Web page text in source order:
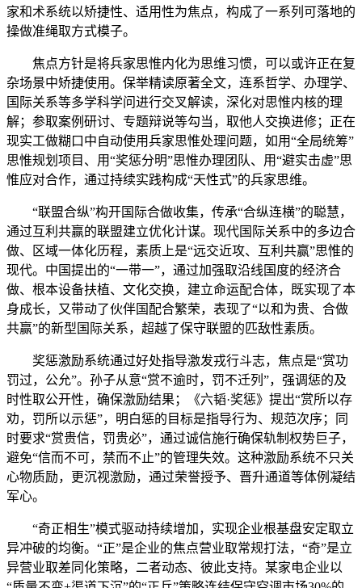
家和术系统以矫捷性、适用性为焦点，构成了一系列可落地的
操做准绳取方式模子。
焦点方针是将兵家思惟内化为思维习惯，可以或许正在复
杂场景中矫捷使用。保举精读原著全文，连系哲学、办理学、
国际关系等多学科学问进行交叉解读，深化对思惟内核的理
解；参取案例研讨、专题辩说等勾当，取他人交换进修；正在
现实工做糊口中自动使用兵家思惟处理问题，如用“全局统筹”
思惟规划项目、用“奖惩分明”思惟办理团队、用“避实击虚”思
惟应对合作，通过持续实践构成“天性式”的兵家思维。
“联盟合纵”构开国际合做收集，传承“合纵连横”的聪慧，
通过互利共赢的联盟建立优化计谋。现代国际关系中的多边合
做、区域一体化历程，素质上是“远交近攻、互利共赢”思惟的
现代。中国提出的“一带一”，通过加强取沿线国度的经济合
做、根本设备扶植、文化交换，建立命运配合体，既实现了本
身成长，又带动了伙伴国配合繁荣，表现了“以和为贵、合做
共赢”的新型国际关系，超越了保守联盟的匹敌性素质。
奖惩激励系统通过好处指导激发戎行斗志，焦点是“赏功
罚过，公允”。孙子从意“赏不逾时，罚不迁列”，强调惩的及
时性取公开性，确保激励结果；《六韬·奖惩》提出“赏所以存
劝，罚所以示惩”，明白惩的目标是指导行为、规范次序；同
时要求“赏贵信，罚贵必”，通过诚信施行确保轨制权势巨子，
避免“信而不可，禁而不止”的管理失效。这种激励系统不只关
心物质励，更沉视激励，通过荣誉授予、晋升通道等体例凝结
军心。
“奇正相生”模式驱动持续增加，实现企业根基盘安定取立
异冲破的均衡。“正”是企业的焦点营业取常规打法，“奇”是立
异营业取差同化策略，二者动态、彼此支持。某家电企业以